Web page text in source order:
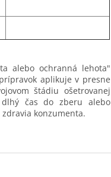
alebo ochranná lehota"
aplikuje v presne
štádiu ošetrovanej
dlhý čas do zberu alebo
konzumenta.